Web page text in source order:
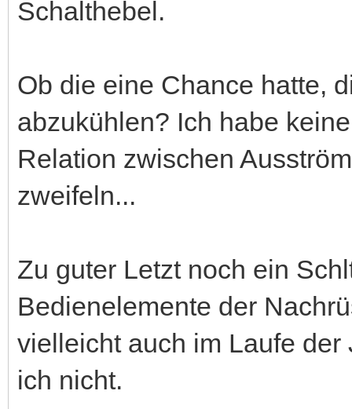
Schalthebel.
Ob die eine Chance hatte,
abzukühlen? Ich habe
Relation zwischen
zweifeln...
Zu guter Letzt noch ein
Bedienelemente der
vielleicht auch im Laufe
ich nicht.